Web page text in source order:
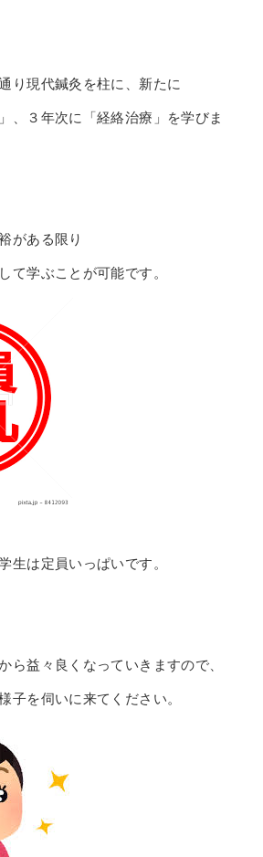
り現代鍼灸を柱に、 新たに
、 ３年次に「経絡治療」
を学びま
がある限り
て学ぶことが可能です。
生は定員いっぱいです。
ら益々良くなっていきますので、
子を伺いに来てください。